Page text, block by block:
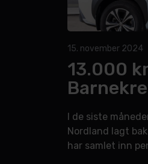
15. november 2024
13.000
I de siste
Nordland lagt
har samlet inn